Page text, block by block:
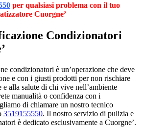
per qualsiasi problema con il tuo
Cuorgne’
Condizionatori
condizionatori è un’operazione che deve
e con i giusti prodotti per non rischiare
alla salute di chi vive nell’ambiente
manualità o confidenza con i
di chiamare un nostro tecnico
3519155550. Il nostro servizio di pulizia e
è dedicato esclusivamente a Cuorgne’.